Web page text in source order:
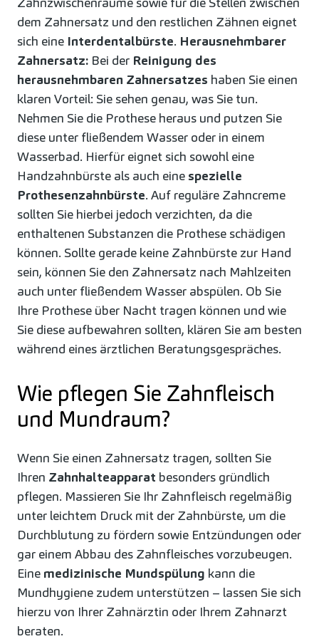
dem Zahnersatz und den restlichen Zähnen eignet
sich eine Interdentalbürste. Herausnehmbarer
Zahnersatz: Bei der Reinigung des
herausnehmbaren Zahnersatzes haben Sie einen
klaren Vorteil: Sie sehen genau, was Sie tun.
Nehmen Sie die Prothese heraus und putzen Sie
diese unter fließendem Wasser oder in einem
Wasserbad. Hierfür eignet sich sowohl eine
Handzahnbürste als auch eine spezielle
Prothesenzahnbürste. Auf reguläre Zahncreme
sollten Sie hierbei jedoch verzichten, da die
enthaltenen Substanzen die Prothese schädigen
können. Sollte gerade keine Zahnbürste zur Hand
sein, können Sie den Zahnersatz nach Mahlzeiten
auch unter fließendem Wasser abspülen. Ob Sie
Ihre Prothese über Nacht tragen können und wie
Sie diese aufbewahren sollten, klären Sie am besten
während eines ärztlichen Beratungsgespräches.
Wie pflegen Sie Zahnfleisch
und Mundraum?
Wenn Sie einen Zahnersatz tragen, sollten Sie
Ihren Zahnhalteapparat besonders gründlich
pflegen. Massieren Sie Ihr Zahnfleisch regelmäßig
unter leichtem Druck mit der Zahnbürste, um die
Durchblutung zu fördern sowie Entzündungen oder
gar einem Abbau des Zahnfleisches vorzubeugen.
Eine medizinische Mundspülung kann die
Mundhygiene zudem unterstützen – lassen Sie sich
hierzu von Ihrer Zahnärztin oder Ihrem Zahnarzt
beraten.